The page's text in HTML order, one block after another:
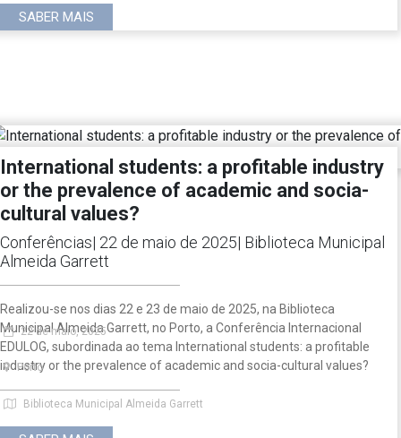
SABER MAIS
International students: a profitable industry
or the prevalence of academic and socia-
cultural values?
Conferências| 22 de maio de 2025| Biblioteca Municipal
Almeida Garrett
Realizou-se nos dias 22 e 23 de maio de 2025, na Biblioteca
Municipal Almeida Garrett, no Porto, a Conferência Internacional
EDULOG, subordinada ao tema International students: a profitable
industry or the prevalence of academic and socia-cultural values?
22 de maio, 2025
Porto
Biblioteca Municipal Almeida Garrett